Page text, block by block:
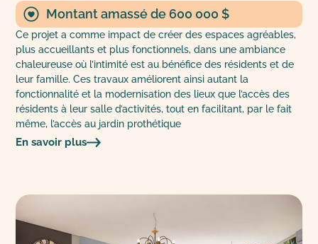
Montant amassé de 600 000 $
Ce projet a comme impact de créer des espaces agréables,
plus accueillants et plus fonctionnels, dans une ambiance
chaleureuse où l’intimité est au bénéfice des résidents et de
leur famille. Ces travaux améliorent ainsi autant la
fonctionnalité et la modernisation des lieux que l’accès des
résidents à leur salle d’activités, tout en facilitant, par le fait
même, l’accès au jardin prothétique
En savoir plus